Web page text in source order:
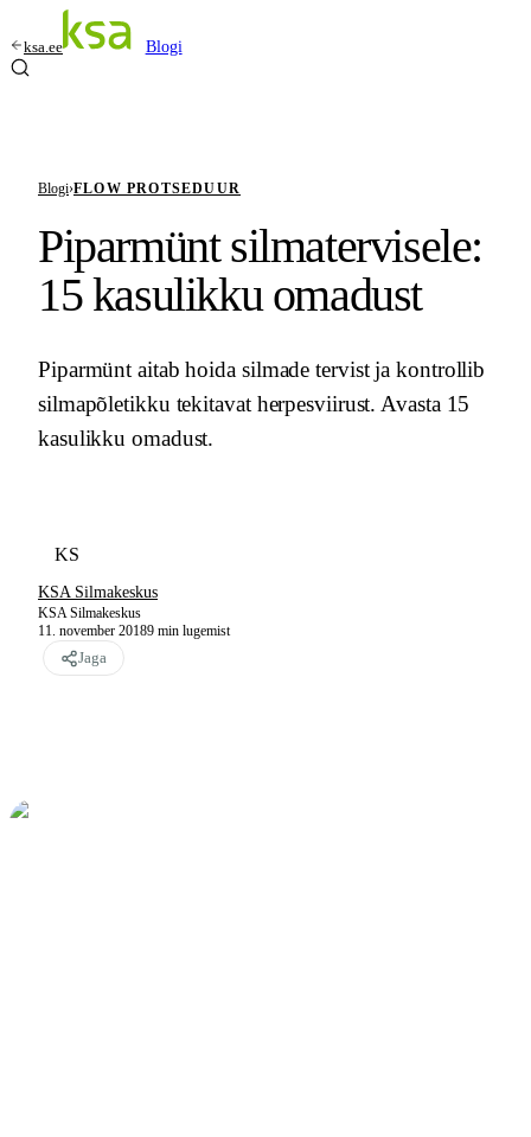
ksa.ee Blogi
Blogi›FLOW PROTSEDUUR
Piparmünt silmatervisele:
15 kasulikku omadust
Piparmünt aitab hoida silmade tervist ja kontrollib
silmapõletikku tekitavat herpesviirust. Avasta 15
kasulikku omadust.
KS
KSA Silmakeskus
KSA Silmakeskus
11. november 20189 min lugemist
Jaga